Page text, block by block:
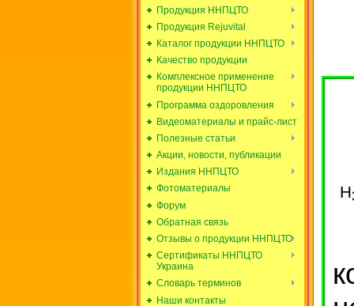
Продукция ННПЦТО
Продукция Rejuvital
Каталог продукции ННПЦТО
Качество продукции
Комплексное применение
продукции ННПЦТО
Программа оздоровления
Видеоматериалы и прайс-лист
Полезные статьи
Акции, новости, публикации
Издания ННПЦТО
Фотоматериалы
Форум
Обратная связь
Отзывы о продукции ННПЦТО
Сертификаты ННПЦТО
Украина
Словарь терминов
Наши контакты